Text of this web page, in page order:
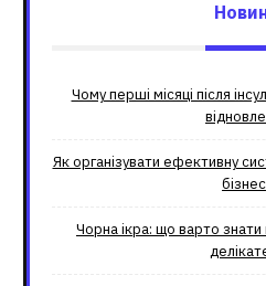
Чому перші місяці після
Як організувати ефективну
Чорна ікра: що варто